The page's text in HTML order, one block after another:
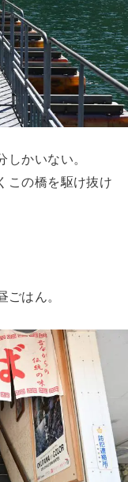
かいない。
この橋を駆け抜け
ごはん。